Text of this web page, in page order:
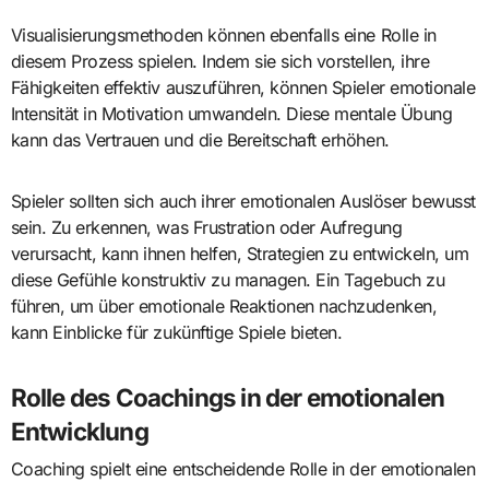
Visualisierungsmethoden können ebenfalls eine Rolle in
diesem Prozess spielen. Indem sie sich vorstellen, ihre
Fähigkeiten effektiv auszuführen, können Spieler emotionale
Intensität in Motivation umwandeln. Diese mentale Übung
kann das Vertrauen und die Bereitschaft erhöhen.
Spieler sollten sich auch ihrer emotionalen Auslöser bewusst
sein. Zu erkennen, was Frustration oder Aufregung
verursacht, kann ihnen helfen, Strategien zu entwickeln, um
diese Gefühle konstruktiv zu managen. Ein Tagebuch zu
führen, um über emotionale Reaktionen nachzudenken,
kann Einblicke für zukünftige Spiele bieten.
Rolle des Coachings in der emotionalen
Entwicklung
Coaching spielt eine entscheidende Rolle in der emotionalen